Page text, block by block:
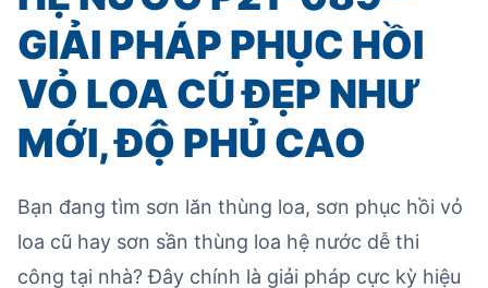
GIẢI PHÁP PHỤC HỒI
VỎ LOA CŨ ĐẸP NHƯ
MỚI, ĐỘ PHỦ CAO
Bạn đang tìm sơn lăn thùng loa, sơn phục hồi vỏ
loa cũ hay sơn sần thùng loa hệ nước dễ thi
công tại nhà? Đây chính là giải pháp cực kỳ hiệu